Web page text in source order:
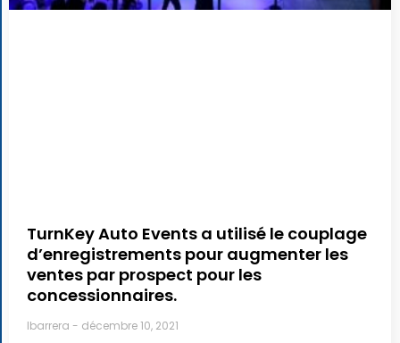
TurnKey Auto Events a utilisé le couplage
d’enregistrements pour augmenter les
ventes par prospect pour les
concessionnaires.
lbarrera décembre 10, 2021